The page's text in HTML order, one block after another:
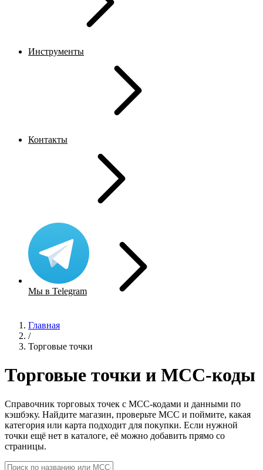
Инструменты
Контакты
Мы в Telegram
Главная
/
Торговые точки
Торговые точки и MCC-коды
Справочник торговых точек с MCC-кодами и данными по
кэшбэку. Найдите магазин, проверьте MCC и поймите, какая
категория или карта подходит для покупки. Если нужной
точки ещё нет в каталоге, её можно добавить прямо со
страницы.